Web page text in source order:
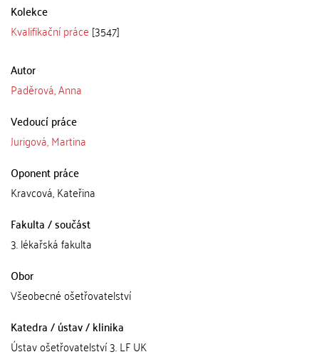
Kolekce
Kvalifikační práce [3547]
Autor
Paděrová, Anna
Vedoucí práce
Jurigová, Martina
Oponent práce
Kravcová, Kateřina
Fakulta / součást
3. lékařská fakulta
Obor
Všeobecné ošetřovatelství
Katedra / ústav / klinika
Ústav ošetřovatelství 3. LF UK